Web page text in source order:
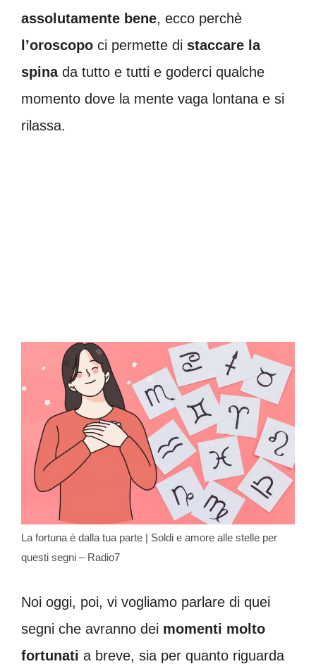
assolutamente bene, ecco perchè
l’oroscopo ci permette di staccare la
spinada tutto e tutti e goderci qualche
momento dove la mente vaga lontana e si
rilassa.
La fortuna è dalla tua parte | Soldi e amore alle stelle per
questi segni – Radio7
Noi oggi, poi, vi vogliamo parlare di quei
segni che avranno dei momenti molto
fortunati a breve, sia per quanto riguarda